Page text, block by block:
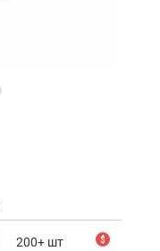
200+ шт $